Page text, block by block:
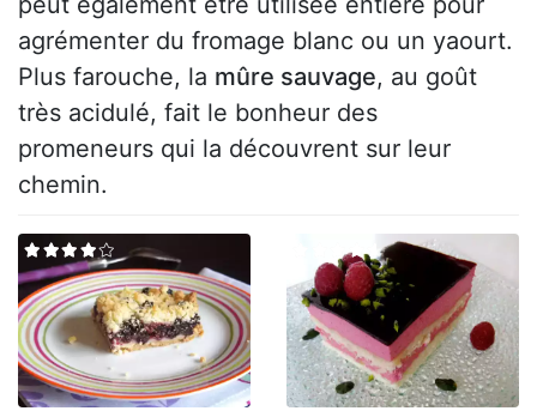
agrémenter du fromage blanc ou un yaourt.
Plus farouche, la mûre sauvage, au goût
très acidulé, fait le bonheur des
promeneurs qui la découvrent sur leur
chemin.